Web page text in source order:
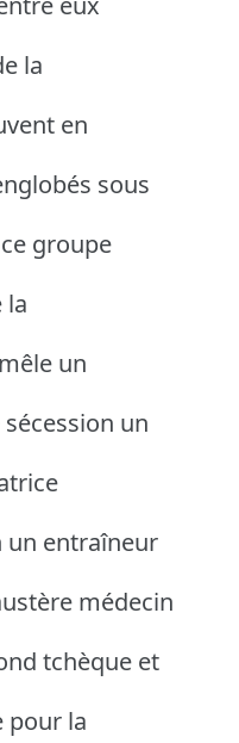
la
en
sous
groupe
la
un
un
un entraîneur
médecin
tchèque et
pour la